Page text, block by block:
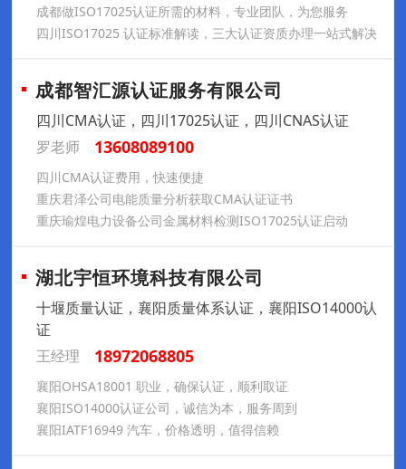
成都做ISO17025认证所需的材料，专业团队，为您服务
四川ISO17025 认证标准解读，三大认证资质办理一站式解决
成都智汇源认证服务有限公司
四川CMA认证，四川17025认证，四川CNAS认证
罗老师
13608089100
四川CMA认证费用，快速便捷
重庆君泽公司电能质量分析获取CMA认证证书
重庆瑜煌电力设备公司金属材料检测ISO17025认证启动
湖北宇恒环境科技有限公司
十堰质量认证，襄阳质量体系认证，襄阳ISO14000认
证
王经理
18972068805
襄阳OHSA18001 职业，确保认证，顺利取证
襄阳ISO14000认证公司，诚信为本，服务周到
襄阳IATF16949 汽车，价格透明，值得信赖